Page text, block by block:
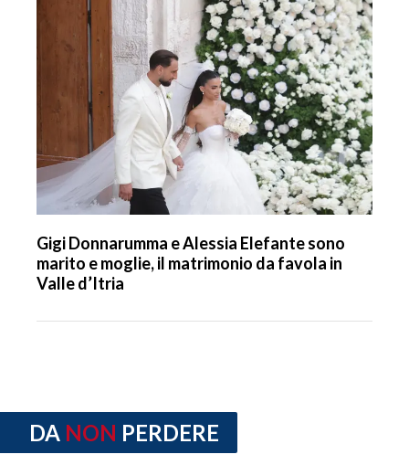
Gigi Donnarumma e Alessia Elefante sono
marito e moglie, il matrimonio da favola in
Valle d’Itria
DA NON PERDERE